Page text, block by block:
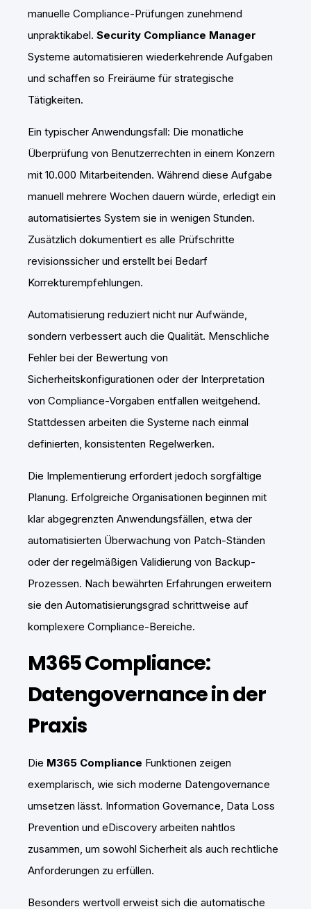
manuelle Compliance-Prüfungen zunehmend
unpraktikabel. Security Compliance Manager
Systeme automatisieren wiederkehrende Aufgaben
und schaffen so Freiräume für strategische
Tätigkeiten.
Ein typischer Anwendungsfall: Die monatliche
Überprüfung von Benutzerrechten in einem Konzern
mit 10.000 Mitarbeitenden. Während diese Aufgabe
manuell mehrere Wochen dauern würde, erledigt ein
automatisiertes System sie in wenigen Stunden.
Zusätzlich dokumentiert es alle Prüfschritte
revisionssicher und erstellt bei Bedarf
Korrekturempfehlungen.
Automatisierung reduziert nicht nur Aufwände,
sondern verbessert auch die Qualität. Menschliche
Fehler bei der Bewertung von
Sicherheitskonfigurationen oder der Interpretation
von Compliance-Vorgaben entfallen weitgehend.
Stattdessen arbeiten die Systeme nach einmal
definierten, konsistenten Regelwerken.
Die Implementierung erfordert jedoch sorgfältige
Planung. Erfolgreiche Organisationen beginnen mit
klar abgegrenzten Anwendungsfällen, etwa der
automatisierten Überwachung von Patch-Ständen
oder der regelmäßigen Validierung von Backup-
Prozessen. Nach bewährten Erfahrungen erweitern
sie den Automatisierungsgrad schrittweise auf
komplexere Compliance-Bereiche.
M365 Compliance:
Datengovernance in der
Praxis
Die M365 Compliance Funktionen zeigen
exemplarisch, wie sich moderne Datengovernance
umsetzen lässt. Information Governance, Data Loss
Prevention und eDiscovery arbeiten nahtlos
zusammen, um sowohl Sicherheit als auch rechtliche
Anforderungen zu erfüllen.
Besonders wertvoll erweist sich die automatische